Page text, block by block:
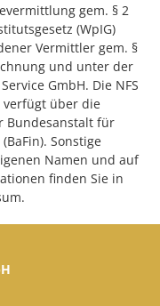
gem. § 2
(WpIG)
Vermittler gem. §
und unter der
GmbH. Die NFS
über die
Bundesanstalt für
Sonstige
Namen und auf
finden Sie in